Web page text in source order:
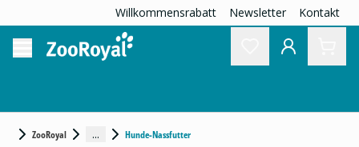
Willkommensrabatt Newsletter Kontakt
ZooRoyal ... Hunde-Nassfutter